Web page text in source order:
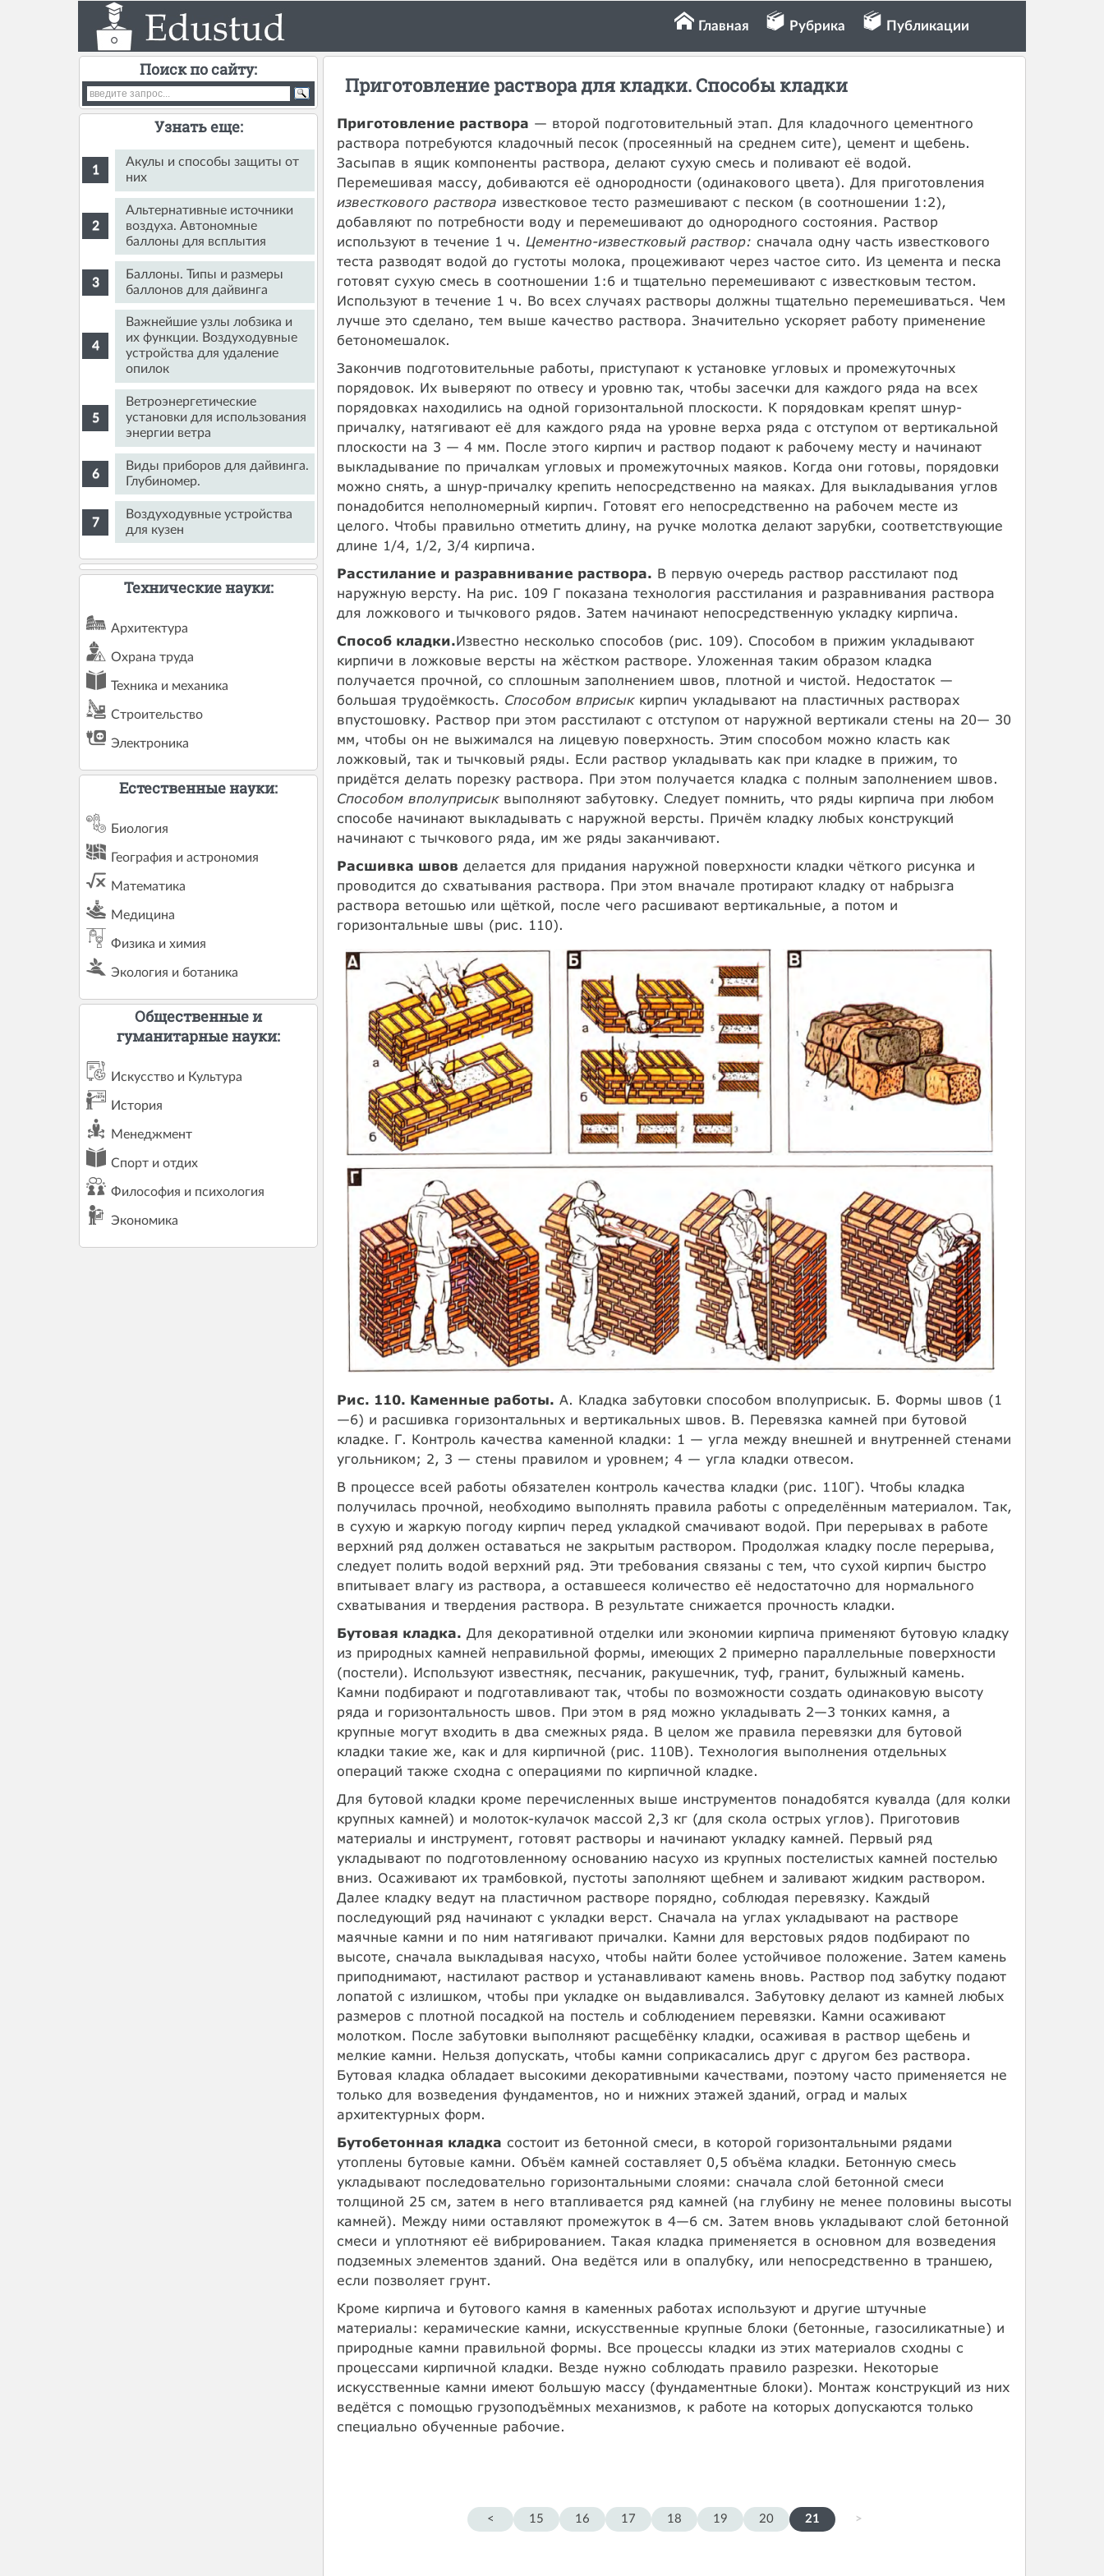
Главная Рубрика Публикации
Приготовление раствора для кладки. Способы кладки
Приготовление раствора — второй подготовительный этап. Для кладочного цементного
раствора потребуются кладочный песок (просеянный на среднем сите), цемент и щебень.
Засыпав в ящик компоненты раствора, делают сухую смесь и поливают её водой.
Перемешивая массу, добиваются её однородности (одинакового цвета). Для приготовления
известкового раствора известковое тесто размешивают с песком (в соотношении 1:2),
добавляют по потребности воду и перемешивают до однородного состояния. Раствор
используют в течение 1 ч. Цементно-известковый раствор: сначала одну часть известкового
теста разводят водой до густоты молока, процеживают через частое сито. Из цемента и песка
готовят сухую смесь в соотношении 1:6 и тщательно перемешивают с известковым тестом.
Используют в течение 1 ч. Во всех случаях растворы должны тщательно перемешиваться. Чем
лучше это сделано, тем выше качество раствора. Значительно ускоряет работу применение
бетономешалок.
Закончив подготовительные работы, приступают к установке угловых и промежуточных
порядовок. Их выверяют по отвесу и уровню так, чтобы засечки для каждого ряда на всех
порядовках находились на одной горизонтальной плоскости. К порядовкам крепят шнур-
причалку, натягивают её для каждого ряда на уровне верха ряда с отступом от вертикальной
плоскости на 3 — 4 мм. После этого кирпич и раствор подают к рабочему месту и начинают
выкладывание по причалкам угловых и промежуточных маяков. Когда они готовы, порядовки
можно снять, а шнур-причалку крепить непосредственно на маяках. Для выкладывания углов
понадобится неполномерный кирпич. Готовят его непосредственно на рабочем месте из
целого. Чтобы правильно отметить длину, на ручке молотка делают зарубки, соответствующие
длине 1/4, 1/2, 3/4 кирпича.
Расстилание и разравнивание раствора. В первую очередь раствор расстилают под
наружную версту. На рис. 109 Г показана технология расстилания и разравнивания раствора
для ложкового и тычкового рядов. Затем начинают непосредственную укладку кирпича.
Способ кладки.Известно несколько способов (рис. 109). Способом в прижим укладывают
кирпичи в ложковые версты на жёстком растворе. Уложенная таким образом кладка
получается прочной, со сплошным заполнением швов, плотной и чистой. Недостаток —
большая трудоёмкость. Способом вприсыккирпич укладывают на пластичных растворах
впустошовку. Раствор при этом расстилают с отступом от наружной вертикали стены на 20— 30
мм, чтобы он не выжимался на лицевую поверхность. Этим способом можно класть как
ложковый, так и тычковый ряды. Если раствор укладывать как при кладке в прижим, то
придётся делать порезку раствора. При этом получается кладка с полным заполнением швов.
Способом вполуприсыквыполняют забутовку. Следует помнить, что ряды кирпича при любом
способе начинают выкладывать с наружной версты. Причём кладку любых конструкций
начинают с тычкового ряда, им же ряды заканчивают.
Расшивка швов делается для придания наружной поверхности кладки чёткого рисунка и
проводится до схватывания раствора. При этом вначале протирают кладку от набрызга
раствора ветошью или щёткой, после чего расшивают вертикальные, а потом и
горизонтальные швы (рис. 110).
Рис. 110. Каменные работы. А. Кладка забутовки способом вполуприсык. Б. Формы швов (1
—6) и расшивка горизонтальных и вертикальных швов. В. Перевязка камней при бутовой
кладке. Г. Контроль качества каменной кладки: 1 — угла между внешней и внутренней стенами
угольником; 2, 3 — стены правилом и уровнем; 4 — угла кладки отвесом.
В процессе всей работы обязателен контроль качества кладки (рис. 110Г). Чтобы кладка
получилась прочной, необходимо выполнять правила работы с определённым материалом. Так,
в сухую и жаркую погоду кирпич перед укладкой смачивают водой. При перерывах в работе
верхний ряд должен оставаться не закрытым раствором. Продолжая кладку после перерыва,
следует полить водой верхний ряд. Эти требования связаны с тем, что сухой кирпич быстро
впитывает влагу из раствора, а оставшееся количество её недостаточно для нормального
схватывания и твердения раствора. В результате снижается прочность кладки.
Бутовая кладка. Для декоративной отделки или экономии кирпича применяют бутовую кладку
из природных камней неправильной формы, имеющих 2 примерно параллельные поверхности
(постели). Используют известняк, песчаник, ракушечник, туф, гранит, булыжный камень.
Камни подбирают и подготавливают так, чтобы по возможности создать одинаковую высоту
ряда и горизонтальность швов. При этом в ряд можно укладывать 2—3 тонких камня, а
крупные могут входить в два смежных ряда. В целом же правила перевязки для бутовой
кладки такие же, как и для кирпичной (рис. 110В). Технология выполнения отдельных
операций также сходна с операциями по кирпичной кладке.
Для бутовой кладки кроме перечисленных выше инструментов понадобятся кувалда (для колки
крупных камней) и молоток-кулачок массой 2,3 кг (для скола острых углов). Приготовив
материалы и инструмент, готовят растворы и начинают укладку камней. Первый ряд
укладывают по подготовленному основанию насухо из крупных постелистых камней постелью
вниз. Осаживают их трамбовкой, пустоты заполняют щебнем и заливают жидким раствором.
Далее кладку ведут на пластичном растворе порядно, соблюдая перевязку. Каждый
последующий ряд начинают с укладки верст. Сначала на углах укладывают на растворе
маячные камни и по ним натягивают причалки. Камни для верстовых рядов подбирают по
высоте, сначала выкладывая насухо, чтобы найти более устойчивое положение. Затем камень
приподнимают, настилают раствор и устанавливают камень вновь. Раствор под забутку подают
лопатой с излишком, чтобы при укладке он выдавливался. Забутовку делают из камней любых
размеров с плотной посадкой на постель и соблюдением перевязки. Камни осаживают
молотком. После забутовки выполняют расщебёнку кладки, осаживая в раствор щебень и
мелкие камни. Нельзя допускать, чтобы камни соприкасались друг с другом без раствора.
Бутовая кладка обладает высокими декоративными качествами, поэтому часто применяется не
только для возведения фундаментов, но и нижних этажей зданий, оград и малых
архитектурных форм.
Бутобетонная кладка состоит из бетонной смеси, в которой горизонтальными рядами
утоплены бутовые камни. Объём камней составляет 0,5 объёма кладки. Бетонную смесь
укладывают последовательно горизонтальными слоями: сначала слой бетонной смеси
толщиной 25 см, затем в него втапливается ряд камней (на глубину не менее половины высоты
камней). Между ними оставляют промежуток в 4—6 см. Затем вновь укладывают слой бетонной
смеси и уплотняют её вибрированием. Такая кладка применяется в основном для возведения
подземных элементов зданий. Она ведётся или в опалубку, или непосредственно в траншею,
если позволяет грунт.
Кроме кирпича и бутового камня в каменных работах используют и другие штучные
материалы: керамические камни, искусственные крупные блоки (бетонные, газосиликатные) и
природные камни правильной формы. Все процессы кладки из этих материалов сходны с
процессами кирпичной кладки. Везде нужно соблюдать правило разрезки. Некоторые
искусственные камни имеют большую массу (фундаментные блоки). Монтаж конструкций из них
ведётся с помощью грузоподъёмных механизмов, к работе на которых допускаются только
специально обученные рабочие.
< 15 16 17 18 19 20 21 >
Поиск по сайту:
Узнать еще:
Акулы и способы защиты от
них
Альтернативные источники
воздуха. Автономные
баллоны для всплытия
Баллоны. Типы и размеры
баллонов для дайвинга
Важнейшие узлы лобзика и
их функции. Воздуходувные
устройства для удаление
опилок
Ветроэнергетические
установки для использования
энергии ветра
Виды приборов для дайвинга.
Глубиномер.
Воздуходувные устройства
для кузен
Технические науки:
Архитектура
Охрана труда
Техника и механика
Строительство
Электроника
Естественные науки:
Биология
География и астрономия
Математика
Медицина
Физика и химия
Экология и ботаника
Общественные и
гуманитарные науки:
Искусство и Культура
История
Менеджмент
Спорт и отдих
Философия и психология
Экономика